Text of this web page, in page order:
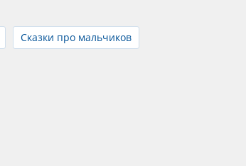
Сказки про мальчиков